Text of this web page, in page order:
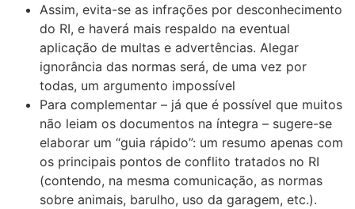
Assim, evita-se as infrações por desconhecimento
do RI, e haverá mais respaldo na eventual
aplicação de multas e advertências. Alegar
ignorância das normas será, de uma vez por
todas, um argumento impossível
Para complementar – já que é possível que muitos
não leiam os documentos na íntegra – sugere-se
elaborar um “guia rápido”: um resumo apenas com
os principais pontos de conflito tratados no RI
(contendo, na mesma comunicação, as normas
sobre animais, barulho, uso da garagem, etc.).